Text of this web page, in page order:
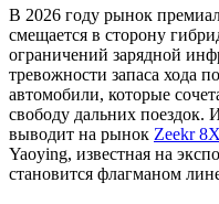
В 2026 году рынок
смещается в сторону
ограничений зарядной
тревожности запаса хода
автомобили, которые
свободу дальних поездок.
выводит на рынок Zeekr 8X
Yaoying, известная на
становится флагманом